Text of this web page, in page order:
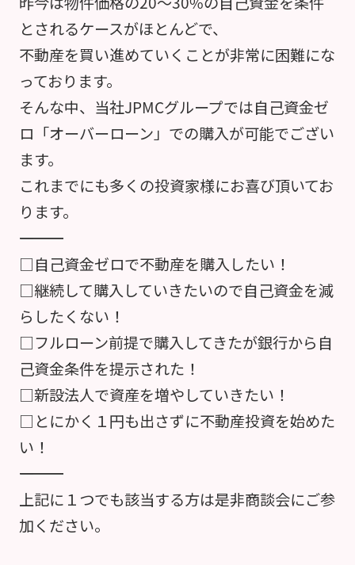
とされるケースがほとんどで、
不動産を買い進めていくことが非常に困難にな
っております。
そんな中、当社JPMCグループでは自己資金ゼ
ロ「オーバーローン」での購入が可能でござい
ます。
これまでにも多くの投資家様にお喜び頂いてお
ります。
――――――――――――――――――――――――――――――――――
□自己資金ゼロで不動産を購入したい！
□継続して購入していきたいので自己資金を減
らしたくない！
□フルローン前提で購入してきたが銀行から自
己資金条件を提示された！
□新設法人で資産を増やしていきたい！
□とにかく１円も出さずに不動産投資を始めた
い！
――――――――――――――――――――――――――――――――――
上記に１つでも該当する方は是非商談会にご参
加ください。